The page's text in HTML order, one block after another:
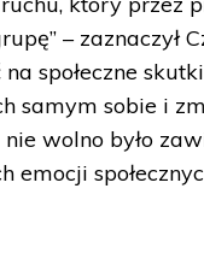
– zaznaczył
społeczne
samym sobie i
wolno było